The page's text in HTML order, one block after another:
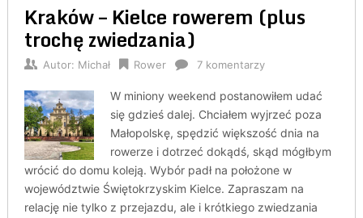
Kraków – Kielce rowerem (plus
trochę zwiedzania)
Autor: Michał Rower 7 komentarzy
W miniony weekend postanowiłem udać
się gdzieś dalej. Chciałem wyjrzeć poza
Małopolskę, spędzić większość dnia na
rowerze i dotrzeć dokądś, skąd mógłbym
wrócić do domu koleją. Wybór padł na położone w
województwie Świętokrzyskim Kielce. Zapraszam na
relację nie tylko z przejazdu, ale i krótkiego zwiedzania